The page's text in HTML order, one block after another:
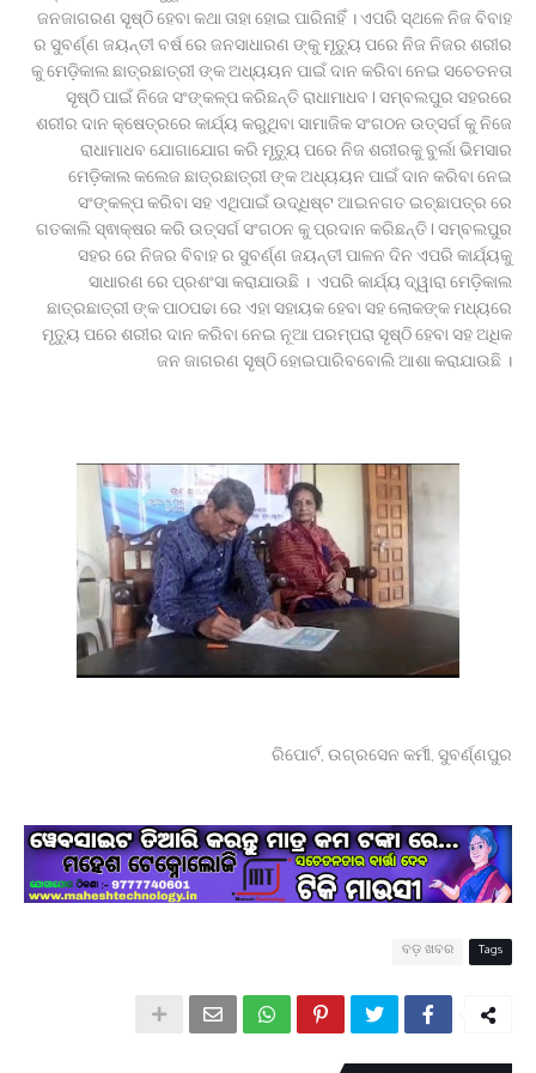
ଜନଜାଗରଣ ସୄଷ୍ଠି ହେବା କଥା ତାହା ହୋଇ ପାରିନାହିଁ । ଏପରି ସ୍ଥଳେ ନିଜ ବିବାହ
ର ସୁବର୍ଣ୍ଣ ଜୟନ୍ତୀ ବର୍ଷ ରେ ଜନସାଧାରଣ ଙ୍କୁ ମୄତ୍ୟୁ ପରେ ନିଜ ନିଜର ଶରୀର
କୁ ମେଡ଼ିକାଲ ଛାତ୍ରଛାତ୍ରୀ ଙ୍କ ଅଧ୍ୟୟନ ପାଇଁ ଦାନ କରିବା ନେଇ ସଚେତନତା
ସୄଷ୍ଠି ପାଇଁ ନିଜେ ସଂଙ୍କଳ୍ପ କରିଛନ୍ତି ରାଧାମାଧବ l ସମ୍ବଲପୁର ସହରରେ
ଶରୀର ଦାନ କ୍ଷେତ୍ରରେ କାର୍ଯ୍ୟ କରୁଥିବା ସାମାଜିକ ସଂଗଠନ ଉତ୍ସର୍ଗ କୁ ନିଜେ
ରାଧାମାଧବ ଯୋଗାଯୋଗ କରି ମୄତ୍ୟୁ ପରେ ନିଜ ଶରୀରକୁ ବୁର୍ଲା ଭିମସାର
ମେଡ଼ିକାଲ କଲେଜ ଛାତ୍ରଛାତ୍ରୀ ଙ୍କ ଅଧ୍ୟୟନ ପାଇଁ ଦାନ କରିବା ନେଇ
ସଂଙ୍କଳ୍ପ କରିବା ସହ ଏଥିପାଇଁ ଉଦ୍ଧିଷ୍ଟ ଆଇନଗତ ଇଚ୍ଛାପତ୍ର ରେ
ଗତକାଲି ସ୍ଵାକ୍ଷର କରି ଉତ୍ସର୍ଗ ସଂଗଠନ କୁ ପ୍ରଦାନ କରିଛନ୍ତି l ସମ୍ବଲପୁର
ସହର ରେ ନିଜର ବିବାହ ର ସୁବର୍ଣ୍ଣ ଜୟନ୍ତୀ ପାଳନ ଦିନ ଏପରି କାର୍ଯ୍ୟକୁ
ସାଧାରଣ ରେ ପ୍ରଶଂସା କରାଯାଉଛି । ଏପରି କାର୍ଯ୍ୟ ଦ୍ୱାରା ମେଡ଼ିକାଲ
ଛାତ୍ରଛାତ୍ରୀ ଙ୍କ ପାଠପଢା ରେ ଏହା ସହାୟକ ହେବା ସହ ଲୋକଙ୍କ ମଧ୍ୟରେ
ମୄତ୍ୟୁ ପରେ ଶରୀର ଦାନ କରିବା ନେଇ ନୂଆ ପରମ୍ପରା ସୄଷ୍ଠି ହେବା ସହ ଅଧିକ
ଜନ ଜାଗରଣ ସୄଷ୍ଠି ହୋଇପାରିବବୋଲି ଆଶା କରାଯାଉଛି ।
ରିପୋର୍ଟ, ଉଗ୍ରସେନ କର୍ମୀ, ସୁବର୍ଣ୍ଣପୁର
Tags
ବଡ଼ ଖବର